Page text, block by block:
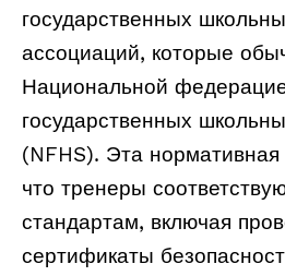
государственных
ассоциаций, которые
Национальной
государственных
(NFHS). Эта нормативная
что тренеры
стандартам, включая
сертификаты